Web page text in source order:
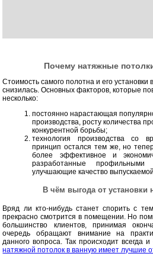
Почему натяжные
Стоимость самого полотна и его
снизилась. Основных факторов, которые
несколько:
постоянно нарастающая
производства, росту количества
конкурентной борьбы;
технология производства со
принцип остался тем же, но
более эффективное и
разработанные профильными
улучшающие качество
В чём выгода от установки
Вряд ли кто-нибудь станет спорить с
прекрасно смотрится в помещении. Но
большинство клиентов, принимая
очередь обращают внимание на
данного вопроса. Так происходит всегда
натяжной потолок в ванную имеет лучшие